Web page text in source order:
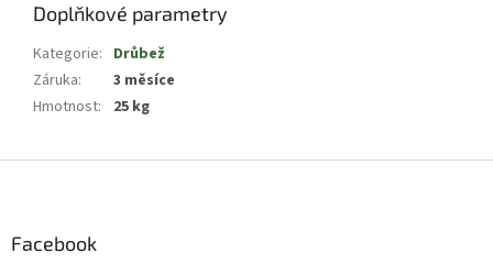
Doplňkové parametry
Kategorie: Drůbež
Záruka:
3 měsíce
Hmotnost: 25 kg
Facebook